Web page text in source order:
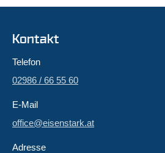
Kontakt
Telefon
02986 / 66 55 60
E-Mail
office@eisenstark.at
Adresse